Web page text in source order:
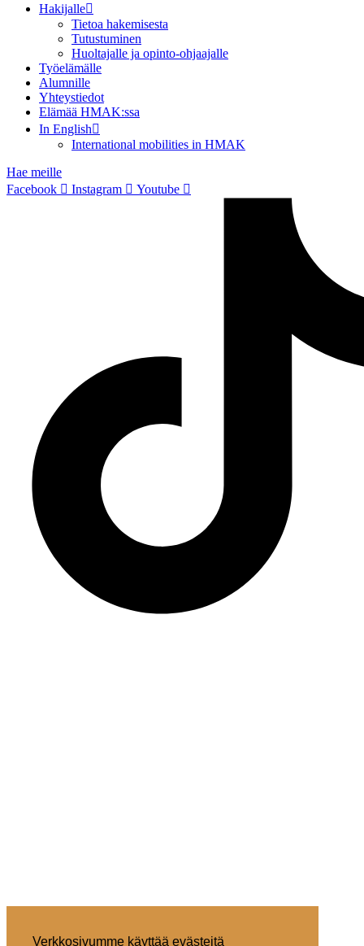
Verkkosivumme käyttää evästeitä
Hakijalle
Tietoa hakemisesta
Tutustuminen
Huoltajalle ja opinto-ohjaajalle
Työelämälle
Alumnille
Yhteystiedot
Elämää HMAK:ssa
In English
International mobilities in HMAK
Hae meille
Facebook
Instagram Youtube